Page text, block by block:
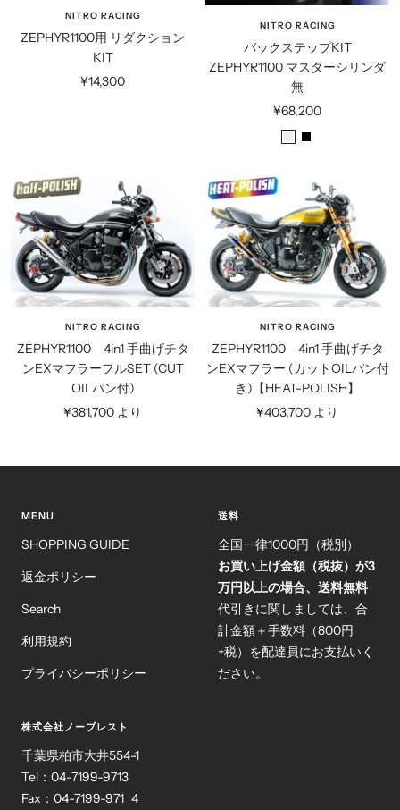
NITRO RACING
ZEPHYR1100用 リダクション
KIT
セ
¥14,300
NITRO RACING
バックステップKIT
ZEPHYR1100 マスターシリンダ
無
セ
ー
価
格
¥68,200
シ
ー
ブ
ッ
ク
NITRO RACING
ZEPHYR1100 4in1 手曲げチタ
ンEXマフラーフルSET (CUT
OILパン付)
セ
¥381,700 より
NITRO RACING
ZEPHYR1100 4in1 手曲げチタ
ンEXマフラー (カットOILパン付
き)【HEAT-POLISH】
セ
¥403,700 より
MENU
SHOPPING GUIDE
返金ポリシー
Search
利用規約
プライバシーポリシー
送料
全国一律1000円（税別）
お買い上げ金額（税抜）が3
万円以上の場合、送料無料
代引きに関しましては、合
計金額＋手数料（800円
+税）を配達員にお支払いく
ださい。
株式会社ノーブレスト
千葉県柏市大井554-1
Tel：04-7199-9713
Fax：04-7199-971 4